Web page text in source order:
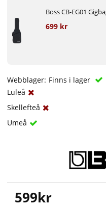
Boss CB-EG01
699 kr
Webblager: Finns i lager
Luleå
Skellefteå
Umeå
599kr